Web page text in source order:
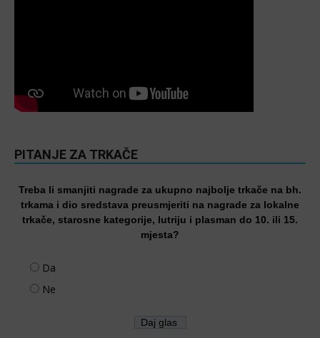
PITANJE ZA TRKAČE
Treba li smanjiti nagrade za ukupno najbolje trkače na bh.
trkama i dio sredstava preusmjeriti na nagrade za lokalne
trkače, starosne kategorije, lutriju i plasman do 10. ili 15.
mjesta?
Da
Ne